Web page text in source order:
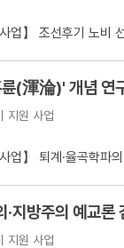
업】 조선후기 노비
륜(渾淪)' 개념 연
지원 사업
사업】 퇴계·율곡
·지방주의 예교
지원 사업